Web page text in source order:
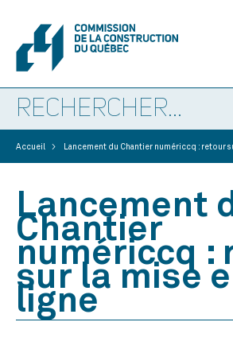
Accueil > Lancement du Chantier numériccq : retour
Lancement
Chantier
numériccq :
sur la mise
ligne